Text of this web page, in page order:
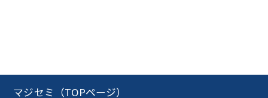
マジセミ（TOPページ）